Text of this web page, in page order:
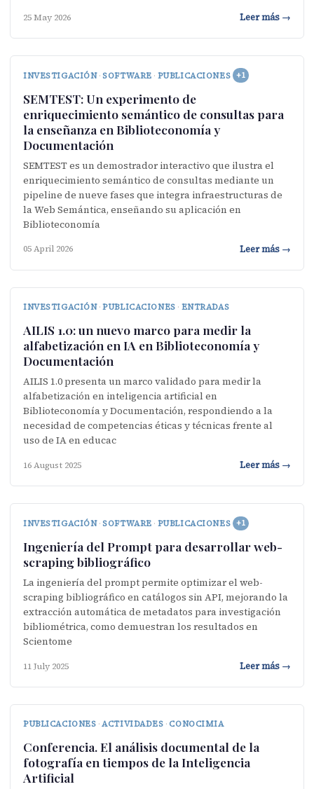
25 May 2026 Leer más →
INVESTIGACIÓN · SOFTWARE · PUBLICACIONES +1
SEMTEST: Un experimento de
enriquecimiento semántico de consultas para
la enseñanza en Biblioteconomía y
Documentación
SEMTEST es un demostrador interactivo que ilustra el
enriquecimiento semántico de consultas mediante un
pipeline de nueve fases que integra infraestructuras de
la Web Semántica, enseñando su aplicación en
Biblioteconomía
05 April 2026 Leer más →
INVESTIGACIÓN · PUBLICACIONES · ENTRADAS
AILIS 1.0: un nuevo marco para medir la
alfabetización en IA en Biblioteconomía y
Documentación
AILIS 1.0 presenta un marco validado para medir la
alfabetización en inteligencia artificial en
Biblioteconomía y Documentación, respondiendo a la
necesidad de competencias éticas y técnicas frente al
uso de IA en educac
16 August 2025 Leer más →
INVESTIGACIÓN · SOFTWARE · PUBLICACIONES +1
Ingeniería del Prompt para desarrollar web-
scraping bibliográfico
La ingeniería del prompt permite optimizar el web-
scraping bibliográfico en catálogos sin API, mejorando la
extracción automática de metadatos para investigación
bibliométrica, como demuestran los resultados en
Scientome
11 July 2025 Leer más →
PUBLICACIONES · ACTIVIDADES · CONOCIMIA
Conferencia. El análisis documental de la
fotografía en tiempos de la Inteligencia
Artificial